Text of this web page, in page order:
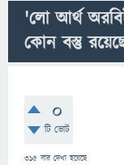
'লো আর্থ
কোন বস্তু
0
টি ভোট
315 বার দেখা হয়েছে